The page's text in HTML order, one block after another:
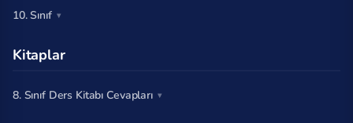
10. Sınıf
Kitaplar
8. Sınıf Ders Kitabı Cevapları